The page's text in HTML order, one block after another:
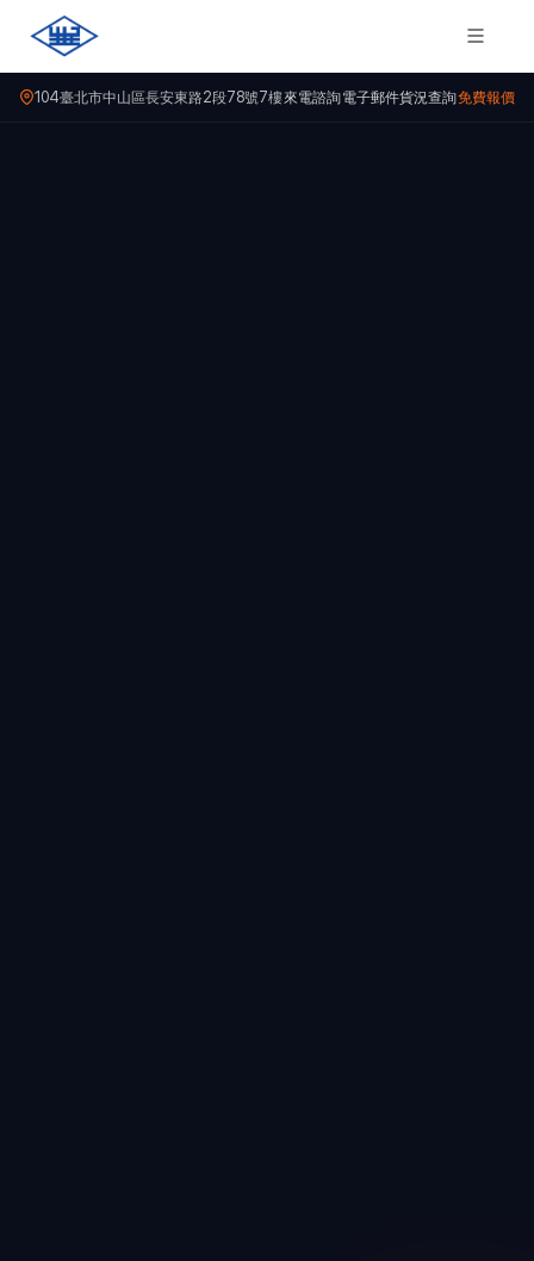
104臺北市中山區長安東路2段78號7樓來電諮詢電子郵件貨況查詢免費報價